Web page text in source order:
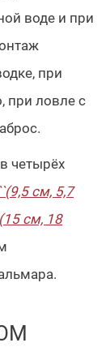
воде и при
при
при ловле с
четырёх
см, 5,7
см, 18